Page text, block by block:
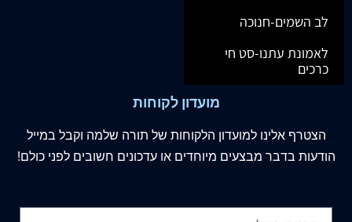
לב השמים-חנוכה
לאמונת עתנו-סט חי
כרכים
מועדון לקוחות
הצטרף אלינו למועדון הלקוחות של תורה שלמה וקבל במייל
הודעות בדבר מבצעים מיוחדים או עדכונים חשובים לפני כולם!